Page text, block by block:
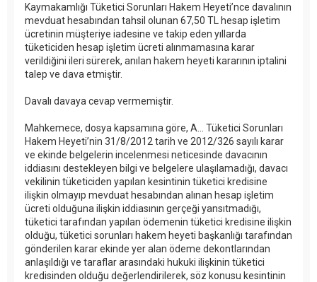
Kaymakamlığı Tüketici Sorunları Hakem Heyeti’nce davalının
mevduat hesabından tahsil olunan 67,50 TL hesap işletim
ücretinin müşteriye iadesine ve takip eden yıllarda
tüketiciden hesap işletim ücreti alınmamasına karar
verildiğini ileri sürerek, anılan hakem heyeti kararının iptalini
talep ve dava etmiştir.
Davalı davaya cevap vermemiştir.
Mahkemece, dosya kapsamına göre, A... Tüketici Sorunları
Hakem Heyeti’nin 31/8/2012 tarih ve 2012/326 sayılı karar
ve ekinde belgelerin incelenmesi neticesinde davacının
iddiasını destekleyen bilgi ve belgelere ulaşılamadığı, davacı
vekilinin tüketiciden yapılan kesintinin tüketici kredisine
ilişkin olmayıp mevduat hesabından alınan hesap işletim
ücreti olduğuna ilişkin iddiasının gerçeği yansıtmadığı,
tüketici tarafından yapılan ödemenin tüketici kredisine ilişkin
olduğu, tüketici sorunları hakem heyeti başkanlığı tarafından
gönderilen karar ekinde yer alan ödeme dekontlarından
anlaşıldığı ve taraflar arasındaki hukuki ilişkinin tüketici
kredisinden olduğu değerlendirilerek, söz konusu kesintinin